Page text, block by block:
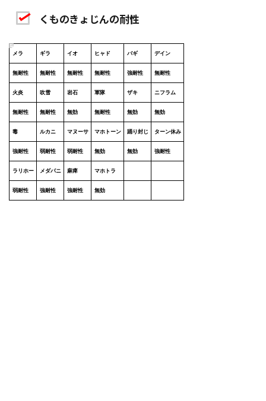
くものきょじんの耐性
メラ ギラ イオ ヒャド バギ デイン
無耐性 無耐性 無耐性 無耐性 強耐性 無耐性
火炎 吹雪 岩石 軍隊 ザキ ニフラム
無耐性 無耐性 無効 無耐性 無効 無効
毒 ルカニ マヌーサ マホトーン 踊り封じ ターン休み
強耐性 弱耐性 弱耐性 無効 無効 強耐性
ラリホー メダパニ 麻痺 マホトラ
弱耐性 強耐性 強耐性 無効